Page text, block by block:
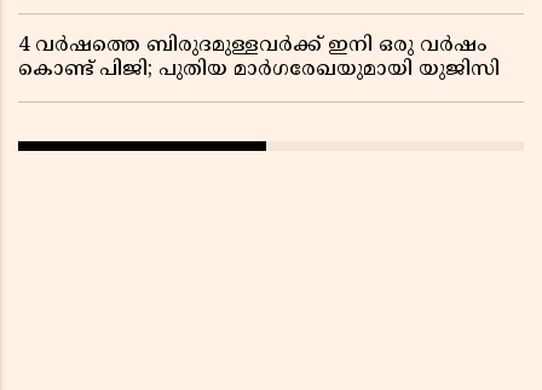
4 വർഷത്തെ ബിരുദമുള്ളവർക്ക് ഇനി ഒരു വർഷം
കൊണ്ട് പിജി; പുതിയ മാർഗരേഖയുമായി യുജിസി